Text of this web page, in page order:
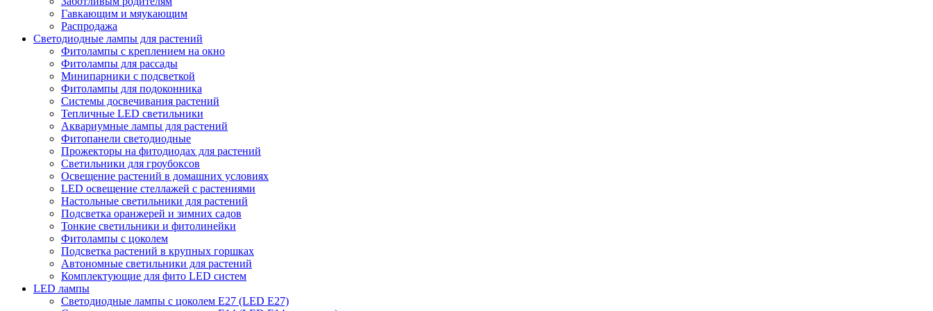
Гавкающим и мяукающим
Распродажа
Светодиодные лампы для растений
Фитолампы с креплением на окно
Фитолампы для рассады
Минипарники с подсветкой
Фитолампы для подоконника
Системы досвечивания растений
Тепличные LED светильники
Аквариумные лампы для растений
Фитопанели светодиодные
Прожекторы на фитодиодах для растений
Светильники для гроубоксов
Освещение растений в домашних условиях
LED освещение стеллажей с растениями
Настольные светильники для растений
Подсветка оранжерей и зимних садов
Тонкие светильники и фитолинейки
Фитолампы с цоколем
Подсветка растений в крупных горшках
Автономные светильники для растений
Комплектующие для фито LED систем
LED лампы
Светодиодные лампы с цоколем Е27 (LED E27)